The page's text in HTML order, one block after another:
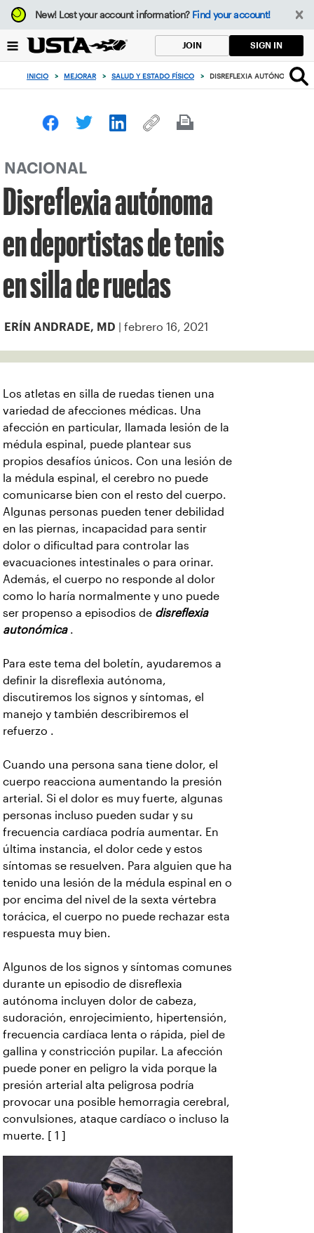
Enfoque
desde
botón
volver
principio
New!Lost your account information? Find your account!
JOIN SIGN IN
INICIO > MEJORAR > SALUD Y ESTADO FÍSICO > DISREFLEXIA AUTÓNOMA EN
NACIONAL
Disreflexia autónoma
en deportistas de tenis
en silla de ruedas
ERÍN ANDRADE, MD | febrero 16, 2021
Los atletas en silla de ruedas tienen una
variedad de afecciones médicas. Una
afección en particular, llamada lesión de la
médula espinal, puede plantear sus
propios desafíos únicos. Con una lesión de
la médula espinal, el cerebro no puede
comunicarse bien con el resto del cuerpo.
Algunas personas pueden tener debilidad
en las piernas, incapacidad para sentir
dolor o dificultad para controlar las
evacuaciones intestinales o para orinar.
Además, el cuerpo no responde al dolor
como lo haría normalmente y uno puede
ser propenso a episodios de disreflexia
autonómica .
Para este tema del boletín, ayudaremos a
definir la disreflexia autónoma,
discutiremos los signos y síntomas, el
manejo y también describiremos el
refuerzo .
Cuando una persona sana tiene dolor, el
cuerpo reacciona aumentando la presión
arterial. Si el dolor es muy fuerte, algunas
personas incluso pueden sudar y su
frecuencia cardíaca podría aumentar. En
última instancia, el dolor cede y estos
síntomas se resuelven. Para alguien que ha
tenido una lesión de la médula espinal en o
por encima del nivel de la sexta vértebra
torácica, el cuerpo no puede rechazar esta
respuesta muy bien.
Algunos de los signos y síntomas comunes
durante un episodio de disreflexia
autónoma incluyen dolor de cabeza,
sudoración, enrojecimiento, hipertensión,
frecuencia cardíaca lenta o rápida, piel de
gallina y constricción pupilar. La afección
puede poner en peligro la vida porque la
presión arterial alta peligrosa podría
provocar una posible hemorragia cerebral,
convulsiones, ataque cardíaco o incluso la
muerte. [ 1 ]